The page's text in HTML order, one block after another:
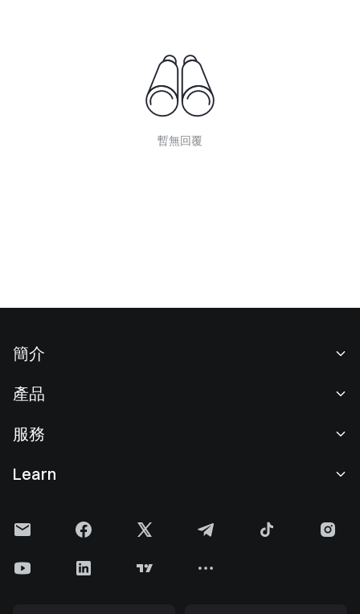
暫無回覆
簡介
新聞中心
Cookie 政策
產品
現貨交易
理財中心
服務
費率標準
Learn
Gate 快訊